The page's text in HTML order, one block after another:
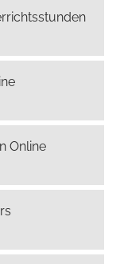
Online